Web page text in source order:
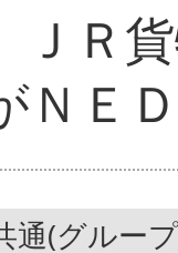
ＪＲ
ＮＥ
通(グルー